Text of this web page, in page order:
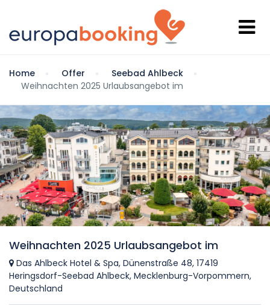
Home Offer
Seebad Ahlbeck
Weihnachten 2025 Urlaubsangebot im
Weihnachten 2025 Urlaubsangebot im
Das Ahlbeck Hotel & Spa, Dünenstraße 48, 17419
Heringsdorf-Seebad Ahlbeck, Mecklenburg-Vorpommern,
Deutschland